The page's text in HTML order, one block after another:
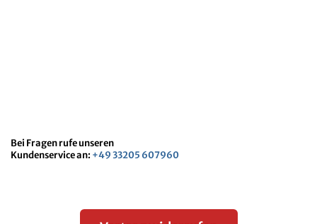
Bei Fragen rufe unseren
Kundenservice an: +49 33205 607960